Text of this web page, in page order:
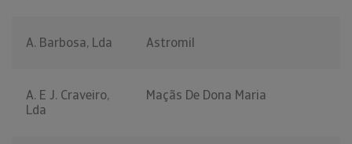
A. Barbosa, Lda Astromil
A. E J. Craveiro,
Lda
Maçãs De Dona Maria